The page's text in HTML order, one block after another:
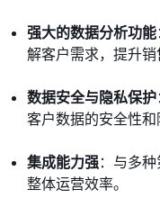
强大的数据分析功能
解客户需求，提升销
数据安全与隐私保护
客户数据的安全性和
集成能力强：与多
整体运营效率。